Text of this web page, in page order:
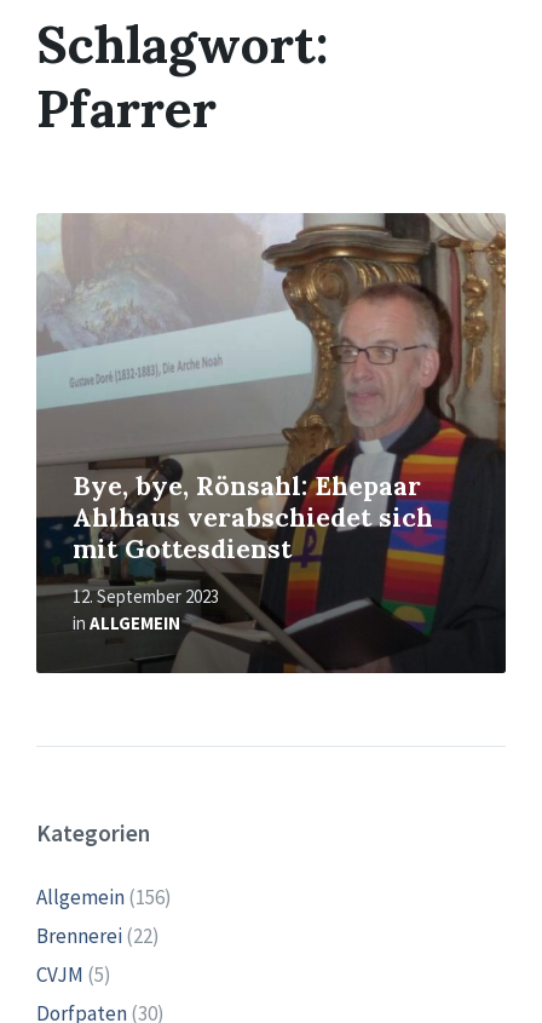
Schlagwort:
Pfarrer
Bye, bye, Rönsahl: Ehepaar
Ahlhaus verabschiedet sich
mit Gottesdienst
12. September 2023
in ALLGEMEIN
Mehr
erfahren
Kategorien
Allgemein(156)
Brennerei(22)
CVJM (5)
Dorfpaten(30)